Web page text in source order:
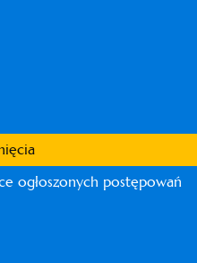
ogłoszonych postępowań